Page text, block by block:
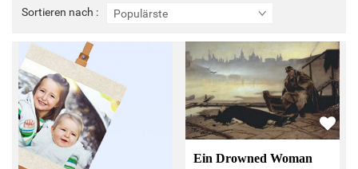
Sortieren nach : Populärste
Sortieren
nach
Ein Drowned Woman